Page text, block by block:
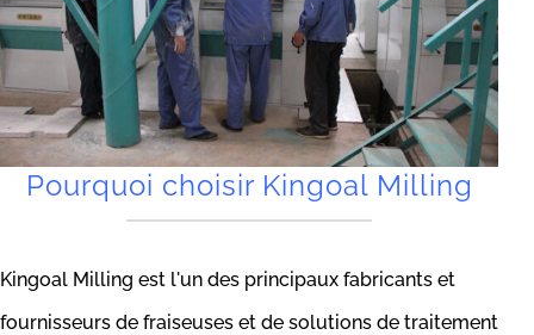
Pourquoi choisir Kingoal Milling
Kingoal Milling est l'un des principaux fabricants et
fournisseurs de fraiseuses et de solutions de traitement